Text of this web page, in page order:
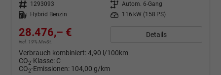
Fahrzeugnr. 1293093 Getriebe Autom. 6-Gang
Kraftstoff
Hybrid Benzin Leistung 116 kW (158 PS)
28.476,– €
incl. 19% MwSt.
Details
Verbrauch kombiniert:4,90 l/100km
CO2-Klasse: C
CO2-Emissionen: 104,00 g/km